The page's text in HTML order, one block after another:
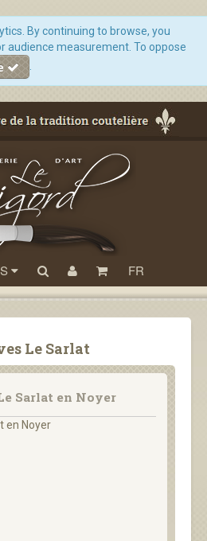
By continuing to browse, you
audience measurement. To oppose
FR
Le Sarlat
Sarlat en Noyer